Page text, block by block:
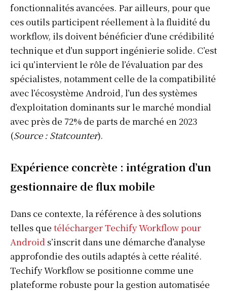
fonctionnalités avancées. Par ailleurs, pour que
ces outils participent réellement à la fluidité du
workflow, ils doivent bénéficier d’une crédibilité
technique et d’un support ingénierie solide. C’est
ici qu’intervient le rôle de l’évaluation par des
spécialistes, notamment celle de la compatibilité
avec l’écosystème Android, l’un des systèmes
d’exploitation dominants sur le marché mondial
avec près de 72% de parts de marché en 2023
(Source : Statcounter).
Expérience concrète : intégration d’un
gestionnaire de flux mobile
Dans ce contexte, la référence à des solutions
telles que télécharger Techify Workflow pour
Android s’inscrit dans une démarche d’analyse
approfondie des outils adaptés à cette réalité.
Techify Workflow se positionne comme une
plateforme robuste pour la gestion automatisée